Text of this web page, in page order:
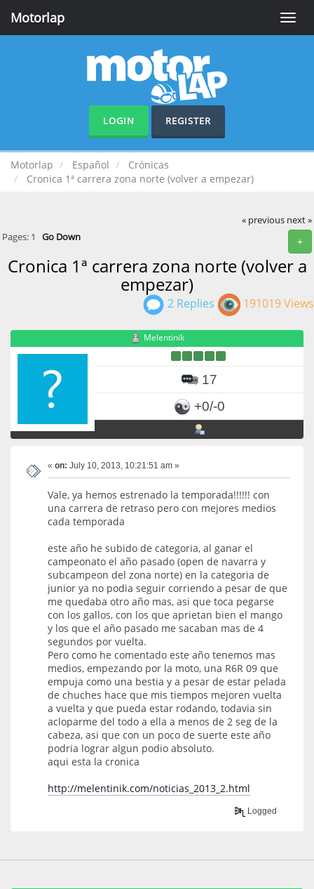
Toggle
Motorlap
LOGIN REGISTER
Motorlap Español
Crónicas
Cronica 1ª carrera zona norte (volver a empezar)
« previous next »
+
Pages: 1 Go Down
Cronica 1ª carrera zona norte (volver a
empezar)
2 Replies 191019 Views
Melentinik
17
+0/-0
« on: July 10, 2013, 10:21:51 am »
Vale, ya hemos estrenado la temporada!!!!!! con
una carrera de retraso pero con mejores medios
cada temporada
este año he subido de categoria, al ganar el
campeonato el año pasado (open de navarra y
subcampeon del zona norte) en la categoria de
junior ya no podia seguir corriendo a pesar de que
me quedaba otro año mas, asi que toca pegarse
con los gallos, con los que aprietan bien el mango
y los que el año pasado me sacaban mas de 4
segundos por vuelta.
Pero como he comentado este año tenemos mas
medios, empezando por la moto, una R6R 09 que
empuja como una bestia y a pesar de estar pelada
de chuches hace que mis tiempos mejoren vuelta
a vuelta y que pueda estar rodando, todavia sin
acloparme del todo a ella a menos de 2 seg de la
cabeza, asi que con un poco de suerte este año
podria lograr algun podio absoluto.
aqui esta la cronica
http://melentinik.com/noticias_2013_2.html
Logged